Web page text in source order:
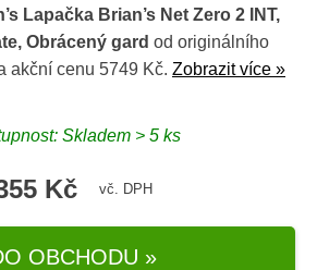
Lapačka Brian’s Net Zero 2 INT,
Obrácený gard od originálního
akční cenu 5749 Kč. Zobrazit více »
Skladem > 5 ks
Kč vč. DPH
OBCHODU »